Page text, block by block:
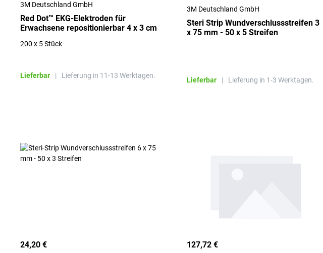
3M Deutschland GmbH
Red Dot™ EKG-Elektroden für
Erwachsene repositionierbar 4 x 3 cm
200 x 5 Stück
Lieferbar | Lieferung in 11-13 Werktagen.
3M Deutschland GmbH
Steri Strip Wundverschlussstreifen 3
x 75 mm - 50 x 5 Streifen
Lieferbar | Lieferung in 1-3 Werktagen.
24,20 € 127,72 €